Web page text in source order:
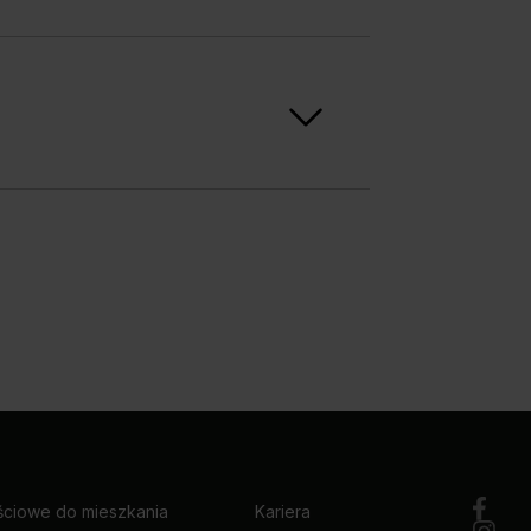
do mieszkania
Kariera